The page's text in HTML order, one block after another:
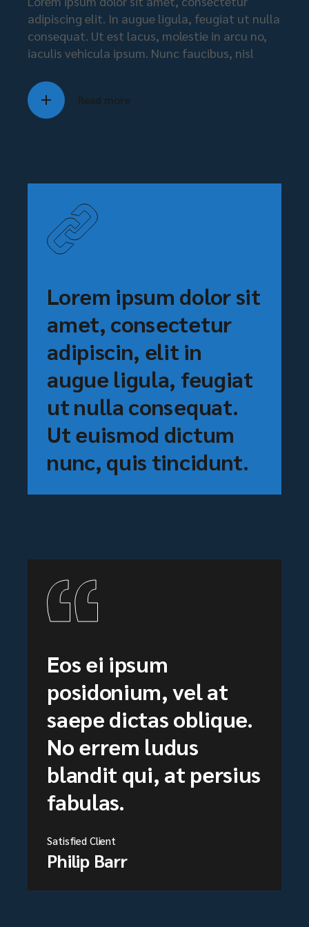
adipiscing elit. In augue ligula, feugiat ut nulla
consequat. Ut est lacus, molestie in arcu no,
iaculis vehicula ipsum. Nunc faucibus, nisl
Read more
Lorem ipsum dolor sit
amet, consectetur
adipiscin, elit in
augue ligula, feugiat
ut nulla consequat.
Ut euismod dictum
nunc, quis tincidunt.
Eos ei ipsum
posidonium, vel at
saepe dictas oblique.
No errem ludus
blandit qui, at persius
fabulas.
Satisfied Client
Philip Barr